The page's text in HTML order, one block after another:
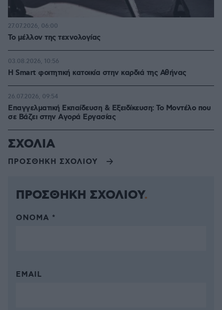
Το μέλλον της τεχνολογίας
27.07.2026, 06:00
Η Smart φοιτητική κατοικία στην καρδιά της Αθήνας
03.08.2026, 10:56
Επαγγελματική Εκπαίδευση & Εξειδίκευση: Το Mοντέλο που
σε Bάζει στην Aγορά Eργασίας
26.07.2026, 09:54
ΣΧΟΛΙΑ
ΠΡΟΣΘΗΚΗ ΣΧΟΛΙΟΥ
ΠΡΟΣΘΗΚΗ ΣΧΟΛΙΟΥ
ΌΝΟΜΑ *
EMAIL